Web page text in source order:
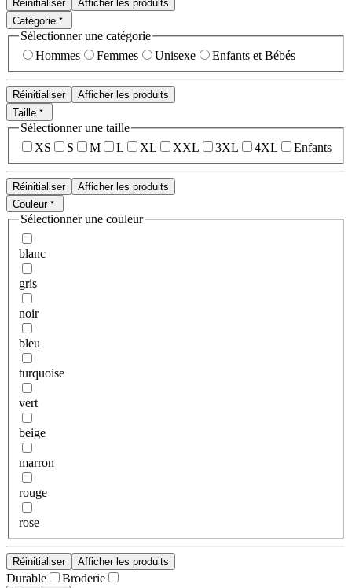
Réinitialiser
Afficher les produits
Catégorie
Sélectionner une catégorie
Hommes
Femmes Unisexe Enfants et Bébés
Réinitialiser
Afficher les produits
Taille
Sélectionner une taille
XS
S M L XL XXL 3XL 4XL Enfants
Réinitialiser
Afficher les produits
Couleur
Sélectionner une couleur
blanc
gris
noir
bleu
turquoise
vert
beige
marron
rouge
rose
Réinitialiser Afficher les produits
Durable Broderie